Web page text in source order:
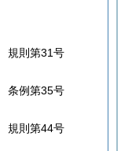
規則第31号
条例第35号
規則第44号